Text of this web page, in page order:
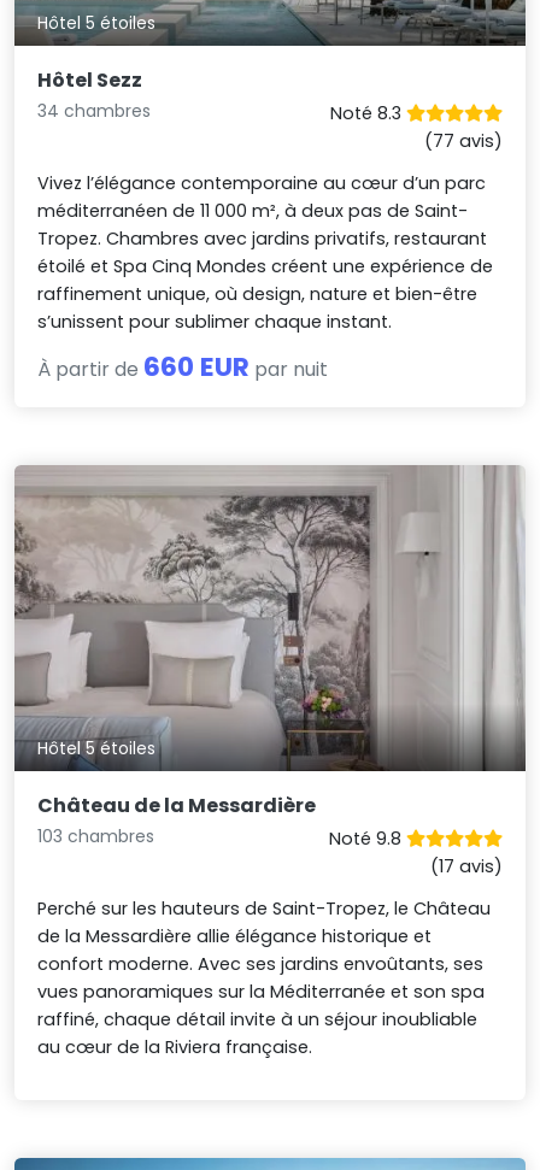
Hôtel 5 étoiles
Hôtel Sezz
34 chambres
Noté 8.3
(77 avis)
Vivez l’élégance contemporaine au cœur d’un parc
méditerranéen de 11 000 m², à deux pas de Saint-
Tropez. Chambres avec jardins privatifs, restaurant
étoilé et Spa Cinq Mondes créent une expérience de
raffinement unique, où design, nature et bien-être
s’unissent pour sublimer chaque instant.
À partir de 660 EUR par nuit
Hôtel 5 étoiles
Château de la Messardière
103 chambres
Noté 9.8
(17 avis)
Perché sur les hauteurs de Saint-Tropez, le Château
de la Messardière allie élégance historique et
confort moderne. Avec ses jardins envoûtants, ses
vues panoramiques sur la Méditerranée et son spa
raffiné, chaque détail invite à un séjour inoubliable
au cœur de la Riviera française.